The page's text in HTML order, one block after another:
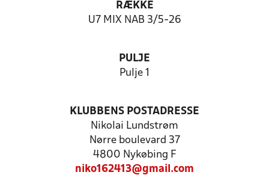
RÆKKE
U7 MIX NAB 3/5-26
PULJE
Pulje 1
KLUBBENS POSTADRESSE
Nikolai Lundstrøm
Nørre boulevard 37
4800 Nykøbing F
niko162413@gmail.com